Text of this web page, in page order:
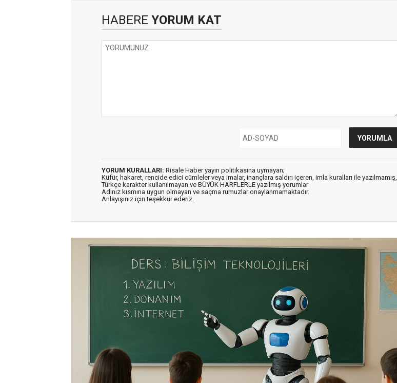
HABERE YORUM KAT
YORUM KURALLARI: Risale Haber yayın politikasına uymayan;
Küfür, hakaret, rencide edici cümleler veya imalar, inançlara saldırı içeren, imla kuralları ile yazılmamış,
Türkçe karakter kullanılmayan ve BÜYÜK HARFLERLE yazılmış yorumlar
Adınız kısmına uygun olmayan ve saçma rumuzlar onaylanmamaktadır.
Anlayışınız için teşekkür ederiz.